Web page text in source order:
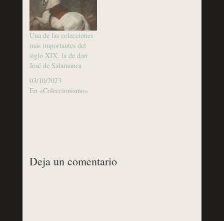
Una de las colecciones
más importantes del
siglo XIX, la de don
José de Salamanca
03/10/2023
En «Coleccionismo»
Deja un comentario